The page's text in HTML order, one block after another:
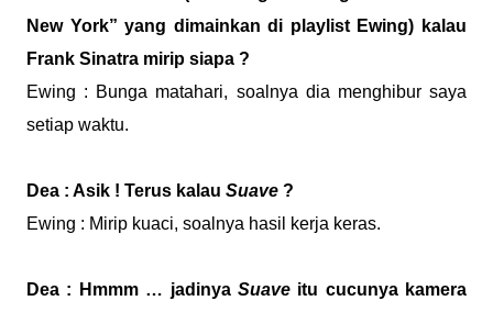
New York” yang dimainkan di playlist Ewing) kalau
Frank Sinatra mirip siapa ?
Ewing : Bunga matahari, soalnya dia menghibur saya
setiap waktu.
Dea : Asik ! Terus kalau Suave ?
Ewing : Mirip kuaci, soalnya hasil kerja keras.
Dea : Hmmm … jadinya Suave itu cucunya kamera